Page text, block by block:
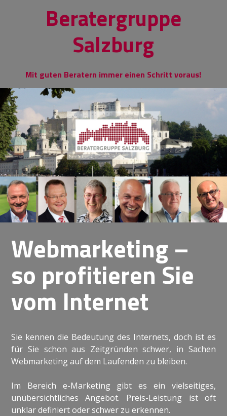
Beratergruppe
Salzburg
Mit guten Beratern immer einen Schritt voraus!
Webmarketing –
so profitieren Sie
vom Internet
Sie kennen die Bedeutung des Internets, doch ist es
für Sie schon aus Zeitgründen schwer, in Sachen
Webmarketing auf dem Laufenden zu bleiben.
Im Bereich e-Marketing gibt es ein vielseitiges,
unübersichtliches Angebot. Preis-Leistung ist oft
unklar definiert oder schwer zu erkennen.